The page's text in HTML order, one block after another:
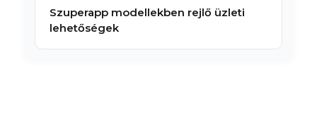
Szuperapp modellekben rejlő üzleti
lehetőségek